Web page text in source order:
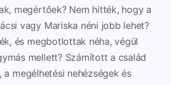
megértőek? Nem hitték, hogy a
vagy Mariska néni jobb lehet?
és megbotlottak néha, végül
mellett? Számított a család
a megélhetési nehézségek és